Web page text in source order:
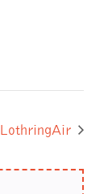
LothringAir